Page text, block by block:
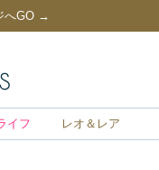
へGO →
イフ レオ＆レア